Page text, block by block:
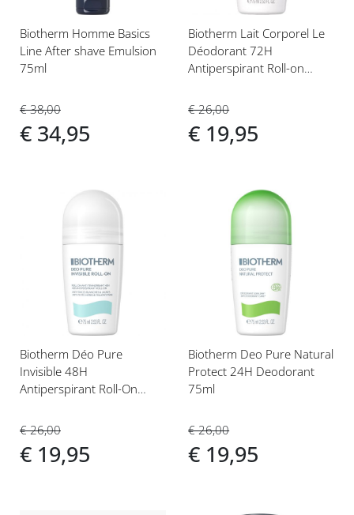
Biotherm Homme Basics
Line After shave Emulsion
75ml
€ 38,00
€ 34,95
Biotherm Lait Corporel Le
Déodorant 72H
Antiperspirant Roll-on
€ 26,00
€ 19,95
verlanglijst
Biotherm Déo Pure
Invisible 48H
Antiperspirant Roll-On
€ 26,00
€ 19,95
Voeg
verlanglijst
Biotherm Deo Pure Natural
Protect 24H Deodorant
75ml
€ 26,00
€ 19,95